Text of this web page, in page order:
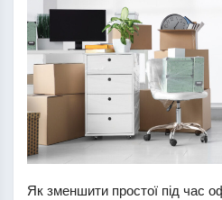
Як зменшити простої під час